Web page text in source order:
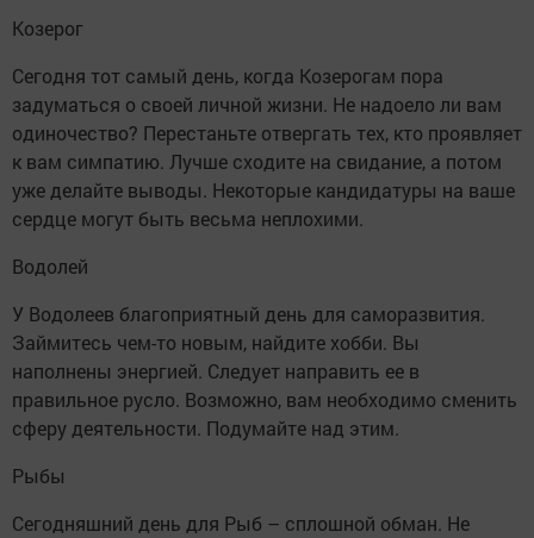
Козерог
Сегодня тот самый день, когда Козерогам пора
задуматься о своей личной жизни. Не надоело ли вам
одиночество? Перестаньте отвергать тех, кто проявляет
к вам симпатию. Лучше сходите на свидание, а потом
уже делайте выводы. Некоторые кандидатуры на ваше
сердце могут быть весьма неплохими.
Водолей
У Водолеев благоприятный день для саморазвития.
Займитесь чем-то новым, найдите хобби. Вы
наполнены энергией. Следует направить ее в
правильное русло. Возможно, вам необходимо сменить
сферу деятельности. Подумайте над этим.
Рыбы
Сегодняшний день для Рыб – сплошной обман. Не